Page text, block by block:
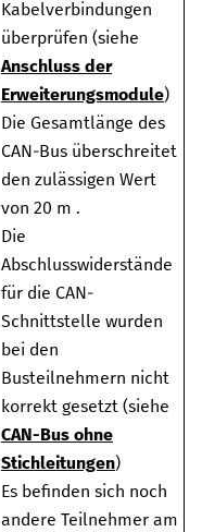
Kabelverbindungen
überprüfen (siehe
Anschluss der
Erweiterungsmodule)
Die Gesamtlänge des
CAN-Bus überschreitet
den zulässigen Wert
von 20 m .
Die
Abschlusswiderstände
für die CAN-
Schnittstelle wurden
bei den
Busteilnehmern nicht
korrekt gesetzt (siehe
CAN-Bus ohne
Stichleitungen)
Es befinden sich noch
andere Teilnehmer am